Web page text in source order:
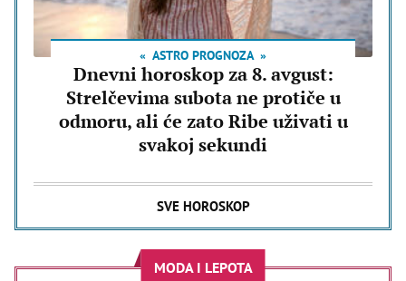
ASTRO PROGNOZA
Dnevni horoskop za 8. avgust:
Strelčevima subota ne protiče u
odmoru, ali će zato Ribe uživati u
svakoj sekundi
SVE HOROSKOP
MODA I LEPOTA